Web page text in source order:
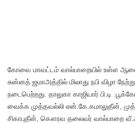
கோவை மாவட்டம் வால்பாறையில் உள்ள
சுன்னத் ஜமாஅத்தில் மிலாது நபி விழா
நடைபெற்றது. தாலுகா காஜியார் பி.டி
வைக்க முத்தவல்லி என்.கே.கமாலுதீன்,
சிகாபுதீன், கௌரவ தலைவர் வால்பாறை